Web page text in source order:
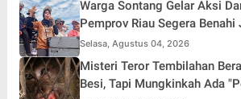
Warga Sontang Gelar Aksi
Pemprov Riau Segera
Selasa, Agustus 04, 2026
Misteri Teror Tembilahan
Besi, Tapi Mungkinkah Ada